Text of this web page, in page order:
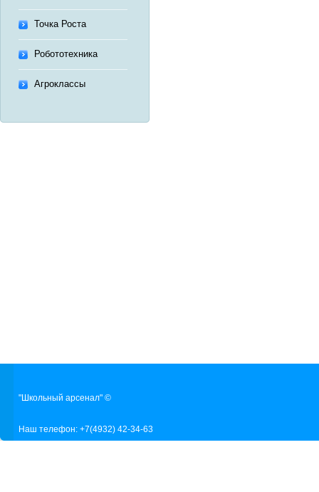
Точка Роста
Робототехника
Агроклассы
"Школьный арсенал" ©
Наш телефон: +7(4932) 42-34-63